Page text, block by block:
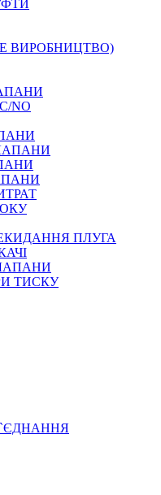
АКСЕСУАРІВ
ВИРОБНИЦТВО)
NO
ПЛУГА
ТИСКУ